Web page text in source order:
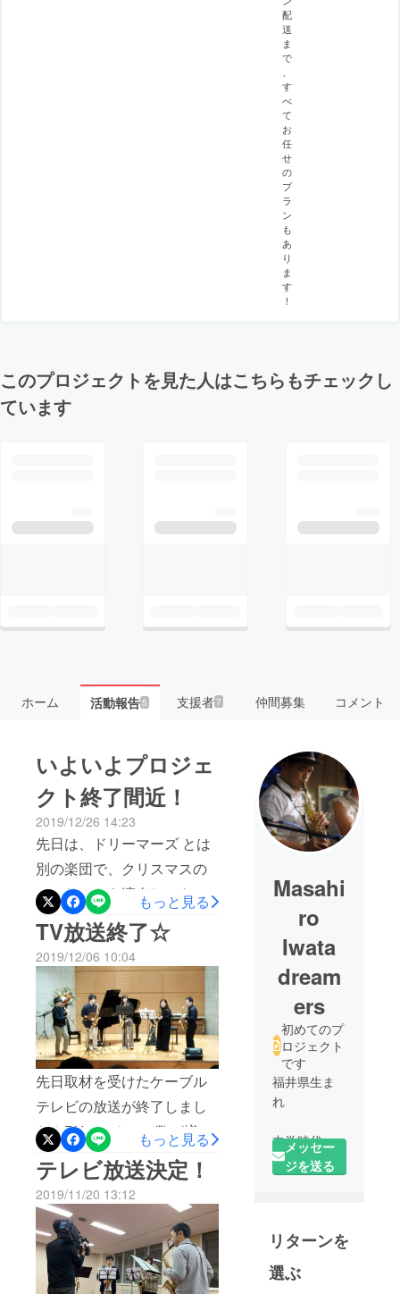
配
送
ま
で
す
べ
て
お
任
せ
の
プ
ラ
ン
も
あ
り
ま
す
！
このプロジェクトを見た人はこちらもチェックし
ています
ホーム 活動報告5 支援者7 仲間募集 コメント
いよいよプロジェ
クト終了間近！
2019/12/26 14:23
先日は、ドリーマーズ とは
別の楽団で、クリスマスの
コンサートを演奏してきま
した☆聴いてくれたお客
様、クリスマスディナーを
楽しんでくれたようで良
かったです！いよいよ、プ
ロジェクトも終了間際に
なってきました！パトロン
の方から、クリスマスプレ
ゼントとしてご支援いただ
きました(^^)あと2日間では
ありますが、プロジェクト
の行く末を見守っていただ
けたら幸いです！
もっと見る
TV放送終了☆
2019/12/06 10:04
先日取材を受けたケーブル
テレビの放送が終了しまし
た☆PVのアクセス数が増え
たのはそのせいではないか
と思っています(^^)さすがメ
ディアの力は大きいです
ね！さて、ドリーマーズを
知っている知人から、演奏
依頼がありました！ピアノ
もっと見る
テレビ放送決定！
2019/11/20 13:12
Masahi
ro
Iwata
dream
ers
初めてのプ
ロジェクト
です
福井県生ま
れ
中学時代に
吹奏楽部に
入り、サッ
た。社会人
分のサック
メッセー
ジを送る
リターンを
選ぶ